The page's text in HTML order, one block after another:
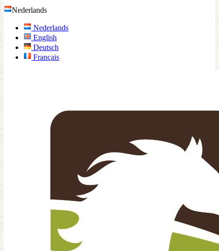
Nederlands
Nederlands
English
Deutsch
Français